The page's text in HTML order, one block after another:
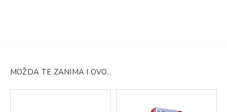
MOŽDA TE ZANIMA I OVO...